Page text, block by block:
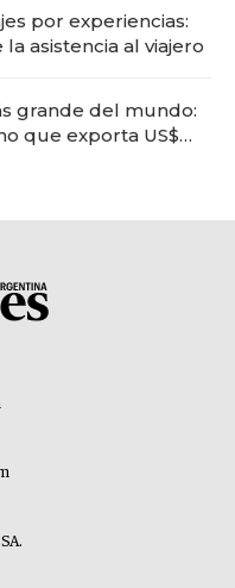
por experiencias:
asistencia al viajero
grande del mundo:
que exporta US$